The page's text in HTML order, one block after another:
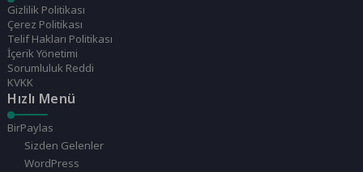
Gizlilik Politikası
Çerez Politikası
Telif Hakları Politikası
İçerik Yönetimi
Sorumluluk Reddi
KVKK
Hızlı Menü
BirPaylas
Sizden Gelenler
WordPress